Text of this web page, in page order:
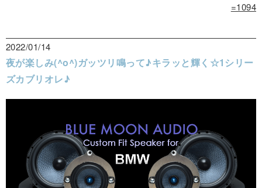
=1094
2022/01/14
夜が楽しみ(^o^)ガッツリ鳴って♪キラッと輝く☆1シリー
ズカブリオレ♪